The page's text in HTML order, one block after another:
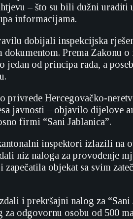
– što su bili dužni uraditi
informacijama.
dobijali inspekcijska
Prema Zakonu o
jedan od principa rada, a
privrede Hercegovačko-
javnosti – objavilo dijelove
firmi “Sani Jablanica”.
inspektori izlazili na
niz naloga za provođenje
objekat sa svim
i prekršajni nalog za “Sani
odgovornu osobu od 500